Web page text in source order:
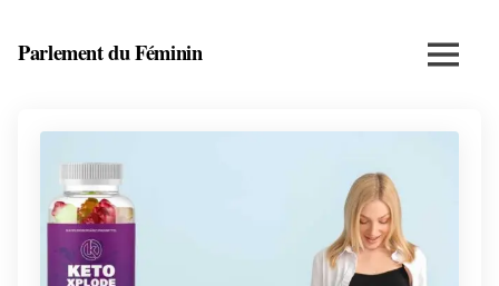
Parlement du Féminin
bien-
entrepreneuriat
féminin
Menu